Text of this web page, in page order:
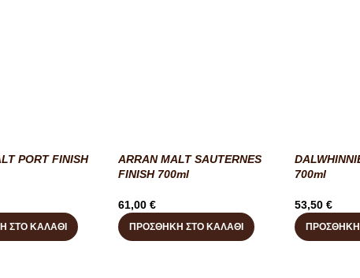
PORT FINISH
ΣΤΟ ΚΑΛΆΘΙ
ARRAN MALT SAUTERNES
FINISH 700ml
61,00 €
ΠΡΟΣΘΉΚΗ ΣΤΟ ΚΑΛΆΘΙ
700ml
53,50 €
ΠΡΟΣΘΉΚΗ